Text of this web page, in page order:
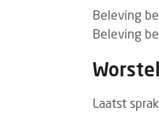
Beleving
Beleving
Laatst